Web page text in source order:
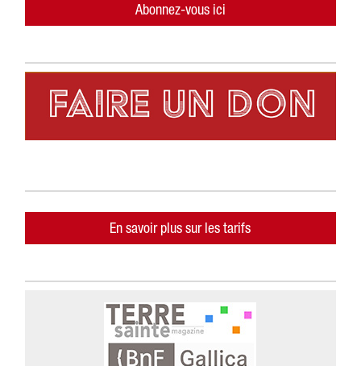
Abonnez-vous ici
En savoir plus sur les tarifs